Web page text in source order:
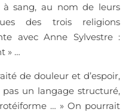
sang, au nom de leurs
des trois religions
avec Anne Sylvestre :
» …
de douleur et d’espoir,
un langage structuré,
… » On pourrait